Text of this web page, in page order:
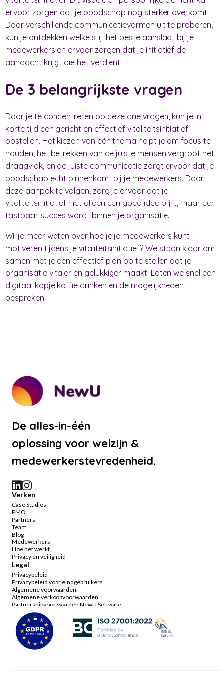
ervoor zorgen dat je boodschap nog sterker overkomt.
Door verschillende communicatievormen uit te proberen,
kun je ontdekken welke stijl het beste aanslaat bij je
medewerkers en ervoor zorgen dat je initiatief de
aandacht krijgt die het verdient.
De 3 belangrijkste vragen
Door je te concentreren op deze drie vragen, kun je in
korte tijd een gericht en effectief vitaliteitsinitiatief
opstellen. Het kiezen van één thema helpt je om focus te
houden, het betrekken van de juiste mensen vergroot het
draagvlak, en de juiste communicatie zorgt ervoor dat je
boodschap echt binnenkomt bij je medewerkers. Door
deze aanpak te volgen, zorg je ervoor dat je
vitaliteitsinitiatief niet alleen een goed idee blijft, maar een
tastbaar succes wordt binnen je organisatie.
Wil je meer weten over hoe je je medewerkers kunt
motiveren tijdens je vitaliteitsinitiatief? We staan klaar om
samen met je een effectief plan op te stellen dat je
organisatie vitaler en gelukkiger maakt. Laten we snel een
digitaal kopje koffie drinken en de mogelijkheden
bespreken!
De alles-in-één
oplossing voor welzijn &
medewerkerstevredenheid.
Verken
Case Studies
PMO
Partners
Team
Blog
Medewerkers
Hoe het werkt
Privacy en veiligheid
Legal
Privacybeleid
Privacybeleid voor eindgebruikers
Algemene voorwaarden
Algemene verkoopvoorwaarden
Partnershipvoorwaarden NewU Software